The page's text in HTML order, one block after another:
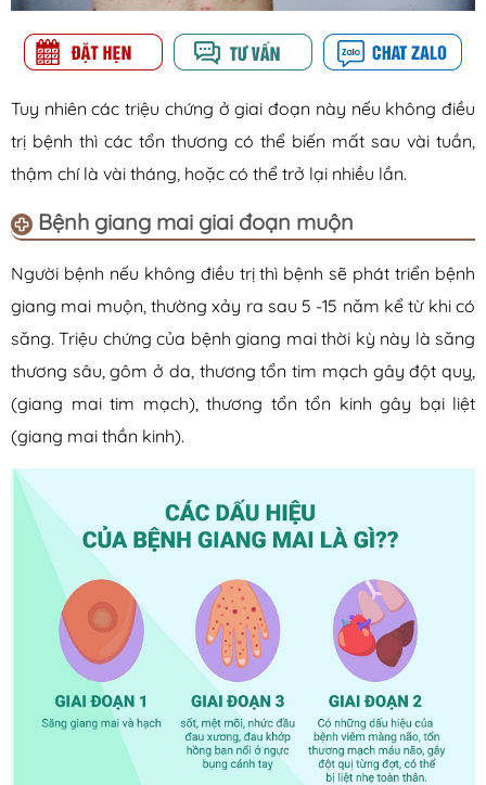
Tuy nhiên các triệu chứng ở giai đoạn này nếu không điều
trị bệnh thì các tổn thương có thể biến mất sau vài tuần,
thậm chí là vài tháng, hoặc có thể trở lại nhiều lần.
Bệnh giang mai giai đoạn muộn
Người bệnh nếu không điều trị thì bệnh sẽ phát triển bệnh
giang mai muộn, thường xảy ra sau 5 -15 năm kể từ khi có
săng. Triệu chứng của bệnh giang mai thời kỳ này là săng
thương sâu, gôm ở da, thương tổn tim mạch gây đột quỵ,
(giang mai tim mạch), thương tổn tổn kinh gây bại liệt
(giang mai thần kinh).